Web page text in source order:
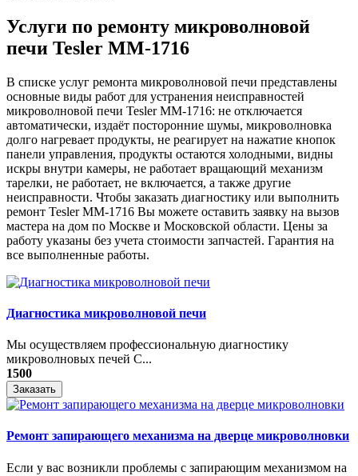
Услуги по ремонту микроволновой
печи Tesler MM-1716
В списке услуг ремонта микроволновой печи представлены
основные виды работ для устранения неисправностей
микроволновой печи Tesler MM-1716: не отключается
автоматически, издаёт посторонние шумы, микроволновка
долго нагревает продукты, не реагирует на нажатие кнопок
панели управления, продукты остаются холодными, видны
искры внутри камеры, не работает вращающий механизм
тарелки, не работает, не включается, а также другие
неисправности. Чтобы заказать диагностику или выполнить
ремонт Tesler MM-1716 Вы можете оставить заявку на вызов
мастера на дом по Москве и Московской области. Цены за
работу указаны без учета стоимости запчастей. Гарантия на
все выполненные работы.
Диагностика микроволновой печи
Мы осуществляем профессиональную диагностику
микроволновых печей С...
1500
Заказать
Ремонт запирающего механизма на дверце микроволновки
Если у вас возникли проблемы с запирающим механизмом на